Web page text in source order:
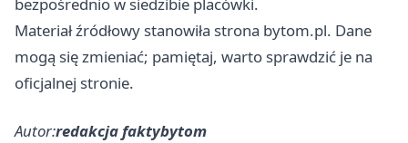
bezpośrednio w siedzibie placówki.
Materiał źródłowy stanowiła strona bytom.pl. Dane
mogą się zmieniać; pamiętaj, warto sprawdzić je na
oficjalnej stronie.
Autor:redakcja faktybytom